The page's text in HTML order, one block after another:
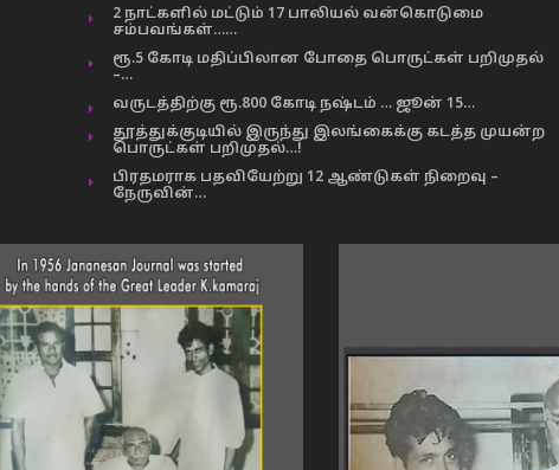
2 நாட்களில் மட்டும் 17 பாலியல் வன்கொடுமை
சம்பவங்கள்……
ரூ.5 கோடி மதிப்பிலான போதை பொருட்கள் பறிமுதல்
–…
வருடத்திற்கு ரூ.800 கோடி நஷ்டம் … ஜூன் 15…
தூத்துக்குடியில் இருந்து இலங்கைக்கு கடத்த முயன்ற
பொருட்கள் பறிமுதல்…!
பிரதமராக பதவியேற்று 12 ஆண்டுகள் நிறைவு –
நேருவின்…